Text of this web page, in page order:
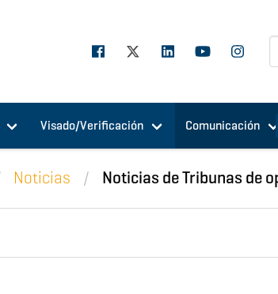
Visado/Verificación Comunicación
Noticias Noticias de Tribunas de